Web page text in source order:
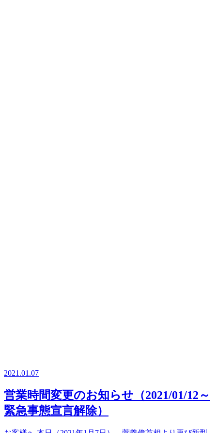
2021.01.07
営業時間変更のお知らせ（2021/01/12～
緊急事態宣言解除）